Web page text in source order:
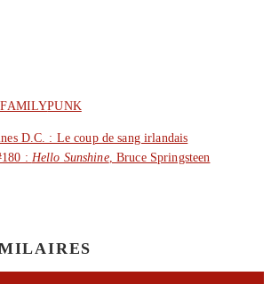
PUNK
D.C. : Le coup de sang irlandais
: Hello Sunshine, Bruce Springsteen